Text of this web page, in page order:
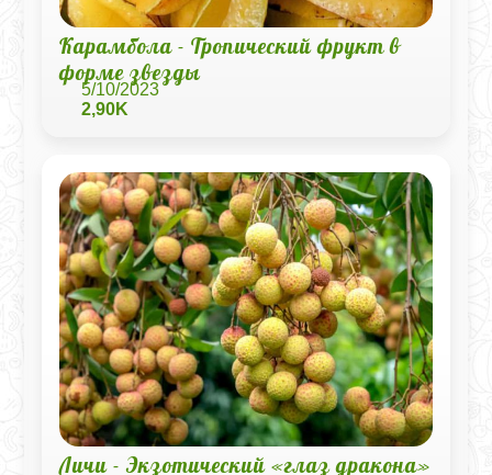
Карамбола - Тропический фрукт в
форме звезды
5/10/2023
2,90K
Личи - Экзотический «глаз дракона»